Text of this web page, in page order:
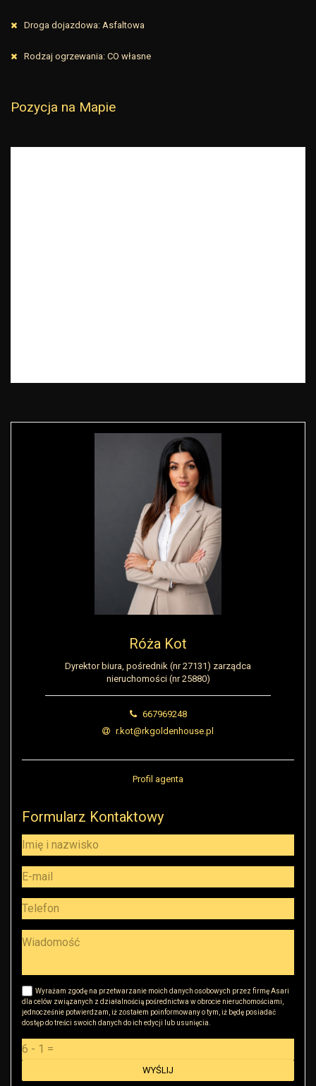
Droga dojazdowa: Asfaltowa
Rodzaj ogrzewania: CO własne
Pozycja na Mapie
Róża Kot
Dyrektor biura, pośrednik (nr 27131) zarządca
nieruchomości (nr 25880)
667969248
r.kot@rkgoldenhouse.pl
Profil agenta
Formularz Kontaktowy
Wyrażam zgodę na przetwarzanie moich danych osobowych przez firmę Asari
dla celów związanych z działalnością pośrednictwa w obrocie nieruchomościami,
jednocześnie potwierdzam, iż zostałem poinformowany o tym, iż będę posiadać
dostęp do treści swoich danych do ich edycji lub usunięcia.